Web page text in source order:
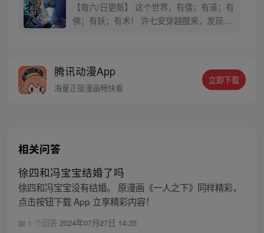
【每六/日更新】 这个世界，有儒；有道；有
佛；有妖；有术！ 许七安穿越醒来，发现自
者卖报小郎君同名小说 QQ群号：
799493374
腾讯动漫App
海量正版漫画畅快看
立即下载
相关问答
徐四和冯宝宝结婚了吗
徐四和冯宝宝没有结婚。 原漫画《一人之下》同样精彩，
点击按钮下载 App 立享精彩内容！
1 个回答 2024年07月27日 14:35